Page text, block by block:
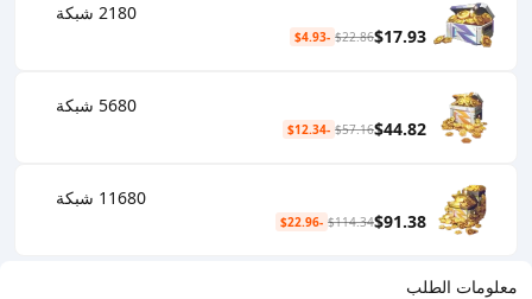
معلومات الطلب
2180 شبكة
$17.93
$22.86
-$4.93
5680 شبكة
$44.82
$57.16
-$12.34
11680 شبكة
$91.38
$114.34
-$22.96